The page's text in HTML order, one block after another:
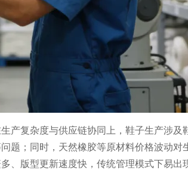
产复杂度与供应链协同上，鞋子生产涉
题；同时，天然橡胶等原材料价格波动
、版型更新速度快，传统管理模式下易